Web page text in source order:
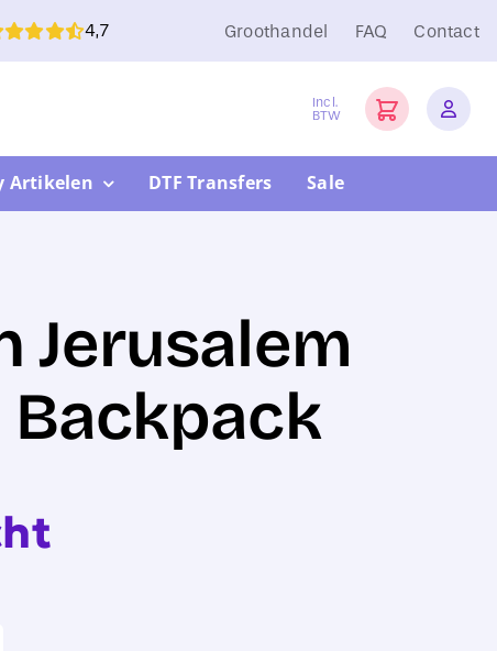
4,7 Groothandel FAQ Contact
Incl.
BTW
Artikelen DTF Transfers Sale
Jerusalem
Backpack